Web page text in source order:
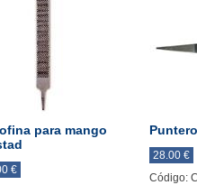
para mango
€
28.00 €
Código: